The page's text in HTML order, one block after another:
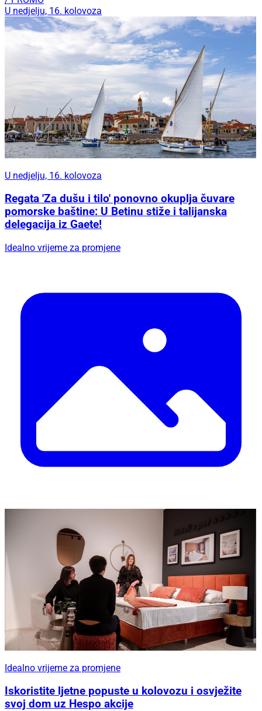
U nedjelju, 16. kolovoza
U nedjelju, 16. kolovoza
Regata 'Za dušu i tilo' ponovno okuplja čuvare
pomorske baštine: U Betinu stiže i talijanska
delegacija iz Gaete!
Idealno vrijeme za promjene
Idealno vrijeme za promjene
Iskoristite ljetne popuste u kolovozu i osvježite
svoj dom uz Hespo akcije